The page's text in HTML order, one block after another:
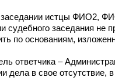
истцы ФИО2,
судебного заседания не
по основаниям,
ответчика –
дела в свое отсутствие,